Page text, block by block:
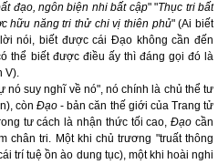
đạo, ngôn biện nhi bất cập" "Thục tri bất
hữu năng tri thử chi vị thiên phủ" (Ai biết
nói, biết được cái Đạo không cần đến
thể biết được điều ấy thì đáng gọi đó là
V).
nó suy nghĩ về nó", nó chính là chủ thể tư
cònĐạo - bản căn thế giới của Trang tử
tư cách là nhận thức tối cao,Đạo cần
chân tri. Một khi chủ trương "truất thông
trí tuệ ồn ào dung tục), một khi hoài nghi